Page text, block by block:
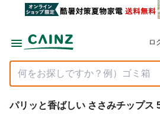
ロ
パリッと香ばしい ささみチップス